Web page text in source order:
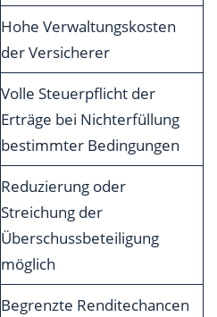
Hohe Verwaltungskosten
der Versicherer
Volle Steuerpflicht der
Erträge bei Nichterfüllung
bestimmter Bedingungen
Reduzierung oder
Streichung der
Überschussbeteiligung
möglich
Begrenzte Renditechancen